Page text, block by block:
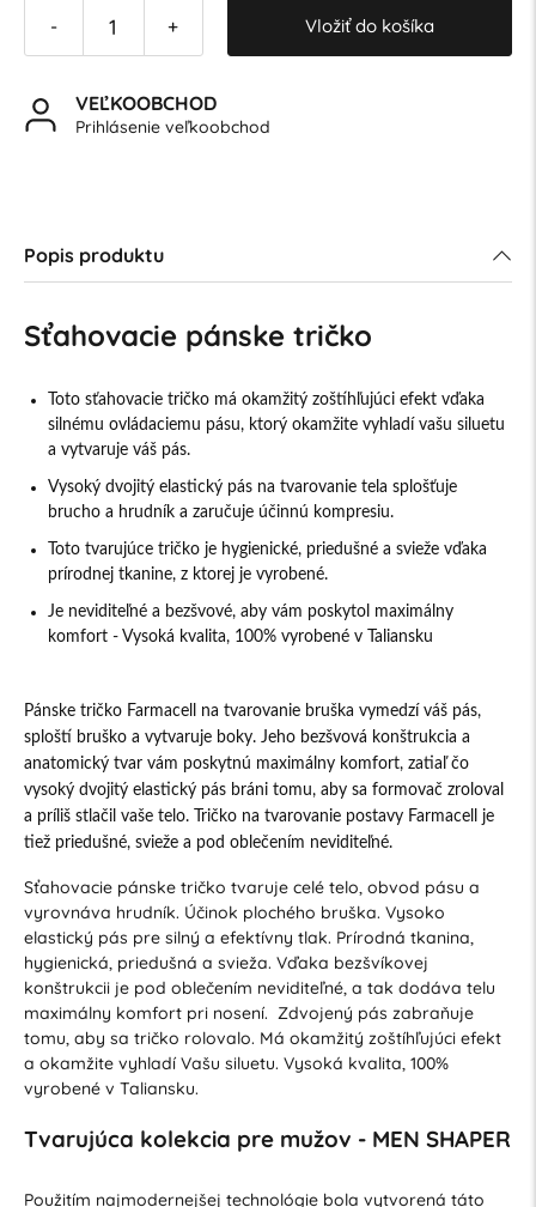
- + Vložiť do košíka
VEĽKOOBCHOD
Prihlásenie veľkoobchod
Popis produktu
Sťahovacie pánske tričko
Toto sťahovacie tričko má okamžitý zoštíhľujúci efekt vďaka
silnému ovládaciemu pásu, ktorý okamžite vyhladí vašu siluetu
a vytvaruje váš pás.
Vysoký dvojitý elastický pás na tvarovanie tela splošťuje
brucho a hrudník a zaručuje účinnú kompresiu.
Toto tvarujúce tričko je hygienické, priedušné a svieže vďaka
prírodnej tkanine, z ktorej je vyrobené.
Je neviditeľné a bezšvové, aby vám poskytol maximálny
komfort - Vysoká kvalita, 100% vyrobené v Taliansku
Pánske tričko Farmacell na tvarovanie bruška vymedzí váš pás,
sploští bruško a vytvaruje boky. Jeho bezšvová konštrukcia a
anatomický tvar vám poskytnú maximálny komfort, zatiaľ čo
vysoký dvojitý elastický pás bráni tomu, aby sa formovač zroloval
a príliš stlačil vaše telo. Tričko na tvarovanie postavy Farmacell je
tiež priedušné, svieže a pod oblečením neviditeľné.
Sťahovacie pánske tričko tvaruje celé telo, obvod pásu a
vyrovnáva hrudník. Účinok plochého bruška. Vysoko
elastický pás pre silný a efektívny tlak. Prírodná tkanina,
hygienická, priedušná a svieža. Vďaka bezšvíkovej
konštrukcii je pod oblečením neviditeľné, a tak dodáva telu
maximálny komfort pri nosení. Zdvojený pás zabraňuje
tomu, aby sa tričko rolovalo. Má okamžitý zoštíhľujúci efekt
a okamžite vyhladí Vašu siluetu. Vysoká kvalita, 100%
vyrobené v Taliansku.
Tvarujúca kolekcia pre mužov - MEN SHAPER
Použitím najmodernejšej technológie bola vytvorená táto